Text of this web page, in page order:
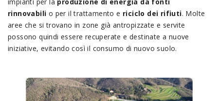
impianti per la produzione di energia da fonti
rinnovabili o per il trattamento e riciclo dei rifiuti. Molte
aree che si trovano in zone già antropizzate e servite
possono quindi essere recuperate e destinate a nuove
iniziative, evitando così il consumo di nuovo suolo.